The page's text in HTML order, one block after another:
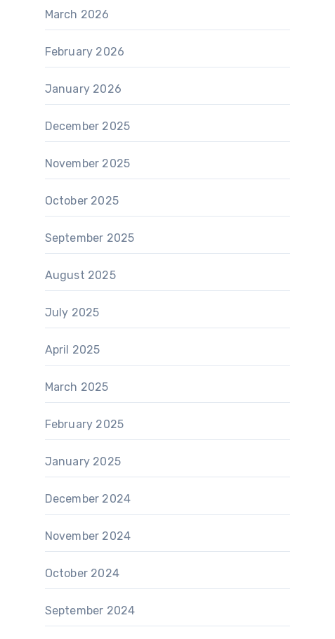
March 2026
February 2026
January 2026
December 2025
November 2025
October 2025
September 2025
August 2025
July 2025
April 2025
March 2025
February 2025
January 2025
December 2024
November 2024
October 2024
September 2024